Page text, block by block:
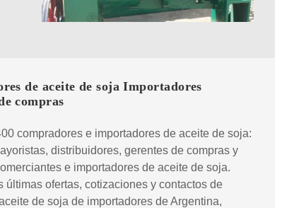
de aceite de soja Importadores
compras
compradores e importadores de aceite de soja:
distribuidores, gerentes de compras y
e importadores de aceite de soja.
últimas ofertas, cotizaciones y contactos de
de soja de importadores de Argentina,